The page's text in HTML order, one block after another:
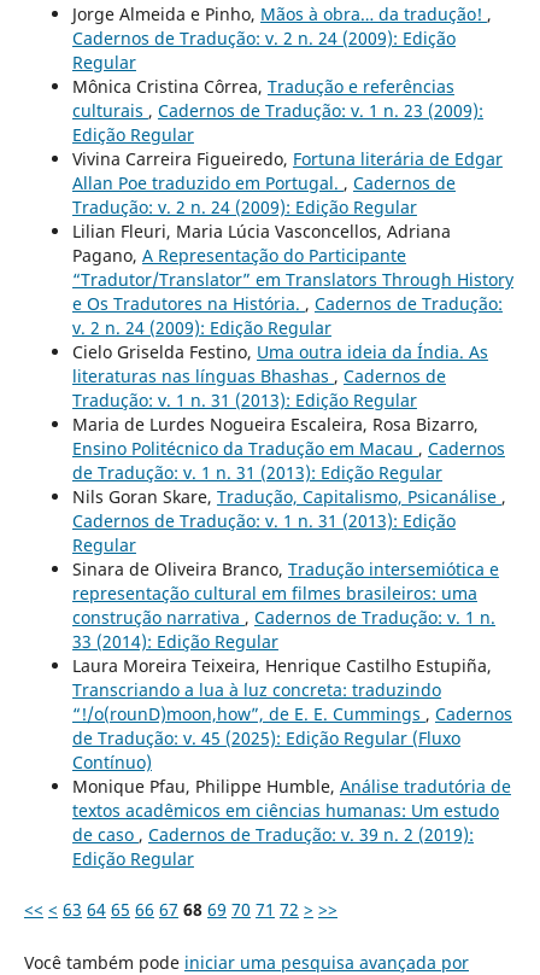
Jorge Almeida e Pinho, Mãos à obra… da tradução! ,
Cadernos de Tradução: v. 2 n. 24 (2009): Edição
Regular
Mônica Cristina Côrrea, Tradução e referências
culturais , Cadernos de Tradução: v. 1 n. 23 (2009):
Edição Regular
Vivina Carreira Figueiredo, Fortuna literária de Edgar
Allan Poe traduzido em Portugal. , Cadernos de
Tradução: v. 2 n. 24 (2009): Edição Regular
Lilian Fleuri, Maria Lúcia Vasconcellos, Adriana
Pagano, A Representação do Participante
“Tradutor/Translator” em Translators Through History
e Os Tradutores na História. , Cadernos de Tradução:
v. 2 n. 24 (2009): Edição Regular
Cielo Griselda Festino, Uma outra ideia da Índia. As
literaturas nas línguas Bhashas , Cadernos de
Tradução: v. 1 n. 31 (2013): Edição Regular
Maria de Lurdes Nogueira Escaleira, Rosa Bizarro,
Ensino Politécnico da Tradução em Macau , Cadernos
de Tradução: v. 1 n. 31 (2013): Edição Regular
Nils Goran Skare, Tradução, Capitalismo, Psicanálise ,
Cadernos de Tradução: v. 1 n. 31 (2013): Edição
Regular
Sinara de Oliveira Branco, Tradução intersemiótica e
representação cultural em filmes brasileiros: uma
construção narrativa , Cadernos de Tradução: v. 1 n.
33 (2014): Edição Regular
Laura Moreira Teixeira, Henrique Castilho Estupiña,
Transcriando a lua à luz concreta: traduzindo
“!/o(rounD)moon,how”, de E. E. Cummings , Cadernos
de Tradução: v. 45 (2025): Edição Regular (Fluxo
Contínuo)
Monique Pfau, Philippe Humble, Análise tradutória de
textos acadêmicos em ciências humanas: Um estudo
de caso , Cadernos de Tradução: v. 39 n. 2 (2019):
Edição Regular
<< < 63 64 65 66 67 68 69 70 71 72 > >>
Você também pode iniciar uma pesquisa avançada por